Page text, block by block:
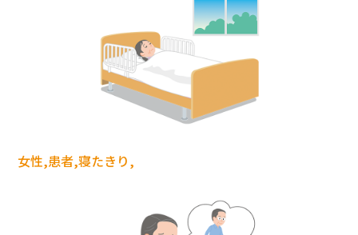
女性,患者,寝たきり,